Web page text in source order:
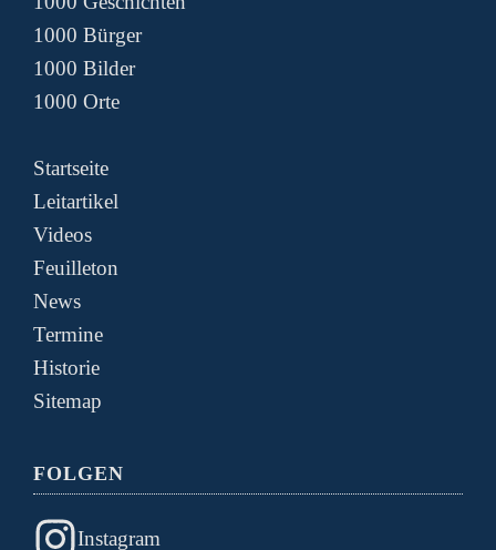
1000 Bürger
1000 Bilder
1000 Orte
Startseite
Leitartikel
Videos
Feuilleton
News
Termine
Historie
Sitemap
FOLGEN
Instagram